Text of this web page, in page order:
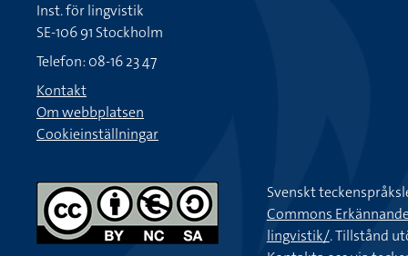
Inst. för lingvistik
SE-106 91 Stockholm
Telefon: 08-16 23 47
Kontakt
Om webbplatsen
Cookieinställningar
Svenskt
Commons
lingvistik/. Tillstånd